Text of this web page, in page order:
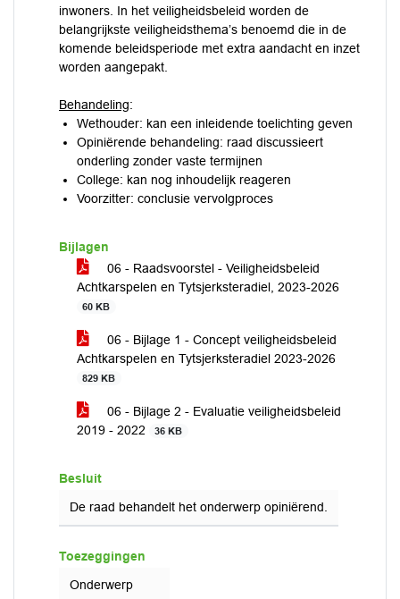
inwoners. In het veiligheidsbeleid worden de
belangrijkste veiligheidsthema’s benoemd die in de
komende beleidsperiode met extra aandacht en inzet
worden aangepakt.
Behandeling:
Wethouder: kan een inleidende toelichting geven
Opiniërende behandeling: raad discussieert
onderling zonder vaste termijnen
College: kan nog inhoudelijk reageren
Voorzitter: conclusie vervolgproces
Bijlagen
06 - Raadsvoorstel - Veiligheidsbeleid
Achtkarspelen en Tytsjerksteradiel, 2023-2026
60 KB
06 - Bijlage 1 - Concept veiligheidsbeleid
Achtkarspelen en Tytsjerksteradiel 2023-2026
829 KB
06 - Bijlage 2 - Evaluatie veiligheidsbeleid
2019 - 2022
36 KB
Besluit
De raad behandelt het onderwerp opiniërend.
Toezeggingen
Onderwerp